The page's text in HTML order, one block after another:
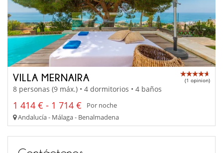
VILLA MERNAIRA (1 opinion)
8 personas (9 máx.) • 4 dormitorios • 4 baños
1 414 € - 1 714 €
Por noche
Andalucía - Málaga - Benalmadena